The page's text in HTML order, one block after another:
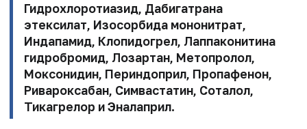
Гидрохлоротиазид, Дабигатрана
этексилат, Изосорбида мононитрат,
Индапамид, Клопидогрел, Лаппаконитина
гидробромид, Лозартан, Метопролол,
Моксонидин, Периндоприл, Пропафенон,
Ривароксабан, Симвастатин, Соталол,
Тикагрелор и Эналаприл.